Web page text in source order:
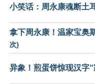
小笑话：周永康魂断土
拿下周永康！温家宝奥
次)
异象！煎蛋饼惊现汉字“